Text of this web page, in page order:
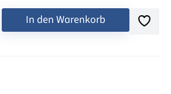
In den Warenkorb